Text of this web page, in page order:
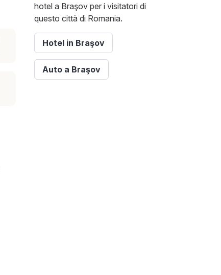
hotel a Braşov per i visitatori di
questo città di Romania.
Hotel in Braşov
Auto a Braşov